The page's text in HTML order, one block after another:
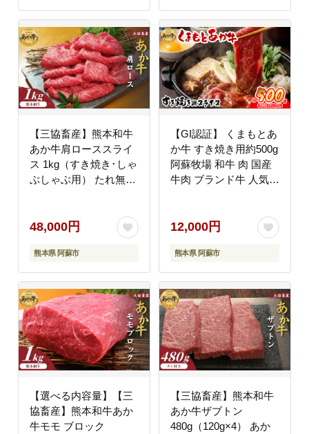
【三協畜産】熊本和牛
あか牛肩ローススライ
ス 1kg（すき焼き･しゃ
ぶしゃぶ用） たれ無し
物 贈答用 豪華 おかず
手軽 ご褒美 お祝い 人
気 晩ご飯 熊本県 阿蘇
市
48,000円
熊本県 阿蘇市
【GI認証】 くまもとあ
か牛 すき焼き用約500g
阿蘇牧場 和牛 肉 国産
牛肉 ブランド牛 人気
12,000円
熊本県 阿蘇市
【選べる内容量】【三
協畜産】熊本和牛あか
牛モモ ブロック
【三協畜産】熊本和牛
あか牛ザブトン
480g（120g×4） あか